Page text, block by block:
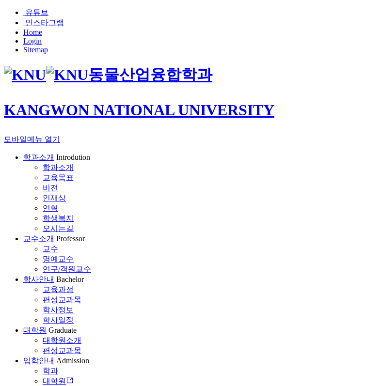
유튜브
인스타그램
Home
Login
Sitemap
동물산업융합학과
KANGWON NATIONAL UNIVERSITY
모바일메뉴 열기
학과소개 Introdution
학과소개
교육목표
비전
인재상
연혁
학생복지
오시는길
교수소개 Professor
교수
명예교수
연구/객원교수
학사안내 Bachelor
교육과정
편성교과목
학사정보
학사일정
대학원 Graduate
대학원소개
편성교과목
입학안내 Admission
학과
대학원